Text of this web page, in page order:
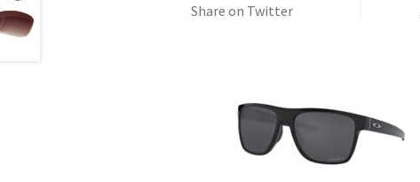
Share on Twitter